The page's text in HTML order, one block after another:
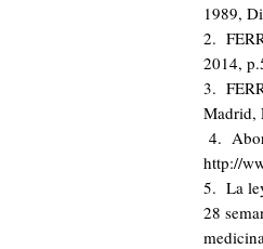
1989,
2.
2014,
3.
Madrid,
4.
http://
5. La
28